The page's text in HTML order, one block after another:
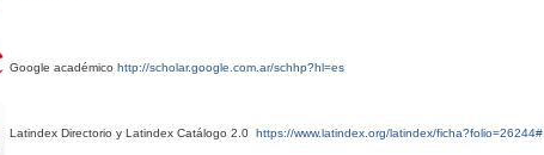
Google académico http://scholar.google.com.ar/schhp?hl=es
Latindex Directorio y Latindex Catálogo 2.0 https://www.latindex.org/latindex/ficha?folio=26244#